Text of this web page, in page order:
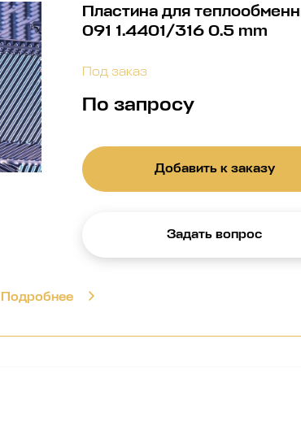
Пластина для
091 1.4401/316 0.5 mm
Под заказ
По запросу
Добавить к заказу
Задать вопрос
Подробнее